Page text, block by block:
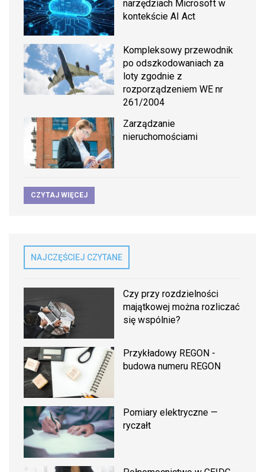
narzędziach Microsoft w
kontekście AI Act
Kompleksowy przewodnik
po odszkodowaniach za
loty zgodnie z
rozporządzeniem WE nr
261/2004
Zarządzanie
nieruchomościami
CZYTAJ WIĘCEJ
NAJCZĘŚCIEJ CZYTANE
Czy przy rozdzielności
majątkowej można rozliczać
się wspólnie?
Przykładowy REGON -
budowa numeru REGON
Pomiary elektryczne —
ryczałt